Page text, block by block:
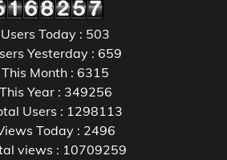
Users Today : 503
Yesterday : 659
This Month : 6315
This Year : 349256
Users : 1298113
Today : 2496
views : 10709259